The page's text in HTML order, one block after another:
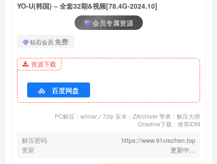
028.[Yo-U] Yui – Blackroom [145P+2V／8.77GB]
027.[Yo-U] Zia (지아) Vol.13 – Valentine [136P+2V／2.12GB]
[2.22]
026.[Yo-U] Ming Vol.6 – Yes[130P-1V-1.67G]
025.[Yo-U] Sula – Vol.1 Second room[163P+1V／3.46GB]
[1.9]
YO-U(韩国) – 全套32期&视频[78.4G-2024.10]
会员专属资源
钻石会员 免费
资源下载
百度网盘
PC解压：winrar／7zip 安卓：ZArchiver 苹果：解压大师
Onedive下载：推荐IDM
解压密码
https://www.91xiezhen.top
更新
更新中...